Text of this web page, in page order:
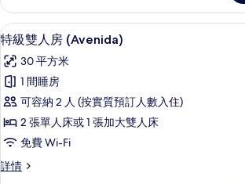
的
相
片
(El
Avenida
Palace)
情
載
入
所
有
特
級
雙
人
特級雙人房
9
特級雙人房 (Avenida)
30 平方米
1 間睡房
可容納 2 人 (按實質預訂人數入住)
2 張單人床或 1 張加大雙人床
免費 Wi-Fi
詳情
特